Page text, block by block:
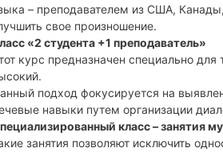
– преподавателем из США,
свое произношение.
«2 студента +1 преподаватель»
курс предназначен специально
подход фокусируется на
навыки путем организации
класс – занятия
занятия позволяют исключить